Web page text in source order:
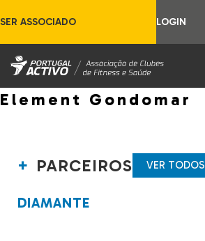
SER ASSOCIADO LOGIN
Element Gondomar
PARCEIROS VER TODOS
DIAMANTE